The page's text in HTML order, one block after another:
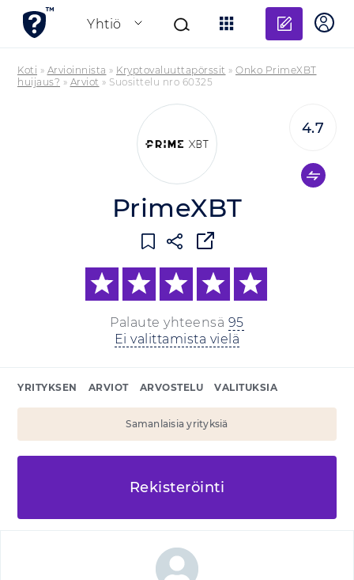
Yhtiö
Lisää
Koti » Arvioinnista » Kryptovaluuttapörssit » Onko PrimeXBT
huijaus? » Arviot » Suosittelu nro 60325
PrimeXBT
Palaute yhteensä 95
Ei valittamista vielä
4.7
YRITYKSEN ARVIOT ARVOSTELU VALITUKSIA
Samanlaisia yrityksiä
Rekisteröinti